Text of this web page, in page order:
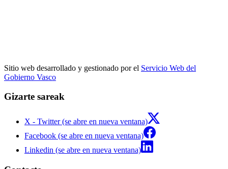
Sitio web desarrollado y gestionado por el Servicio Web del
Gobierno Vasco
Gizarte sareak
X - Twitter (se abre en nueva ventana)
Facebook (se abre en nueva ventana)
Linkedin (se abre en nueva ventana)